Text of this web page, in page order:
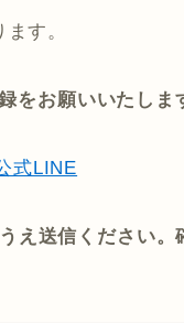
す。
お願いいたしま
式LINE
送信ください。